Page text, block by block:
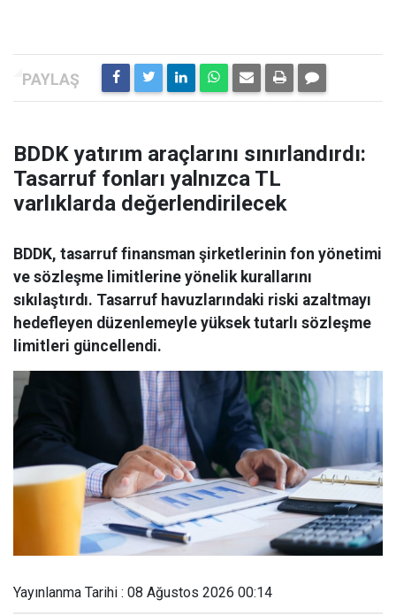
BDDK yatırım araçlarını sınırlandırdı:
Tasarruf fonları yalnızca TL
varlıklarda değerlendirilecek
BDDK, tasarruf finansman şirketlerinin fon yönetimi
ve sözleşme limitlerine yönelik kurallarını
sıkılaştırdı. Tasarruf havuzlarındaki riski azaltmayı
hedefleyen düzenlemeyle yüksek tutarlı sözleşme
limitleri güncellendi.
Yayınlanma Tarihi : 08 Ağustos 2026 00:14